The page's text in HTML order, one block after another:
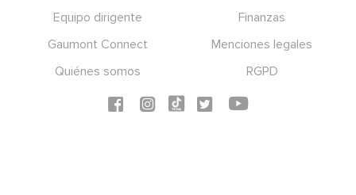
Equipo dirigente
Finanzas
Gaumont Connect
Menciones legales
Quiénes somos
RGPD
Social icons